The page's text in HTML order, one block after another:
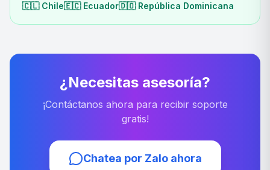
🇨🇱 Chile🇪🇨 Ecuador🇩🇴 República Dominicana
¿Necesitas asesoría?
¡Contáctanos ahora para recibir soporte
gratis!
Chatea por Zalo ahora